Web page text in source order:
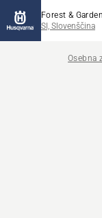
Forest & Garden
SI, Slovenščina
Osebna